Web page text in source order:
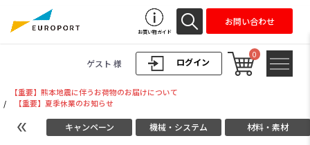
ログイン
ゲスト 様
0
お買い物ガイド
お問い合わせ
【重要】熊本地震に伴うお荷物のお届けについて
/
【重要】夏季休業のお知らせ
キャンペーン 機械・システム 材料・素材